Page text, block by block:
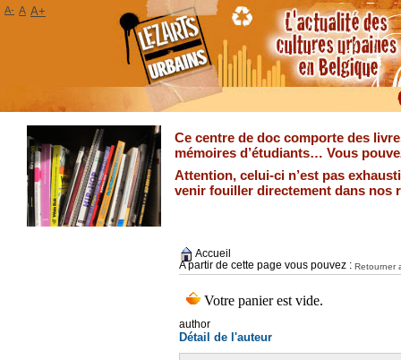
Ce centre de doc comporte des
mémoires d’étudiants… Vous
Attention, celui-ci n’est pas
venir fouiller directement dans nos
Accueil
A partir de cette page vous pouvez : Retourner
author
Détail de l'auteur
A- A A+